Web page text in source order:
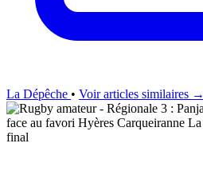
La Dépêche • Voir articles similaires →